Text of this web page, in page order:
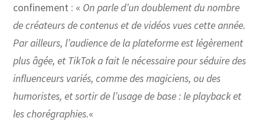
confinement : « On parle d’un doublement du nombre
de créateurs de contenus et de vidéos vues cette année.
Par ailleurs, l’audience de la plateforme est légèrement
plus âgée, et TikTok a fait le nécessaire pour séduire des
influenceurs variés, comme des magiciens, ou des
humoristes, et sortir de l’usage de base : le playback et
les chorégraphies.«